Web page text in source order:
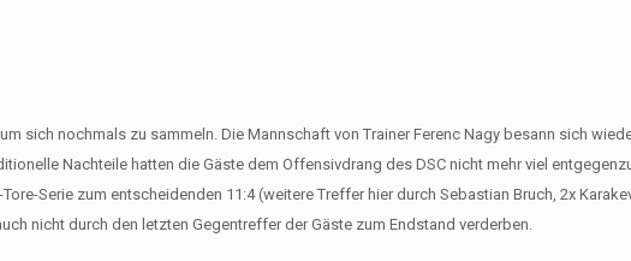
sich nochmals zu sammeln. Die Mannschaft von Trainer Ferenc Nagy besann sich
Nachteile hatten die Gäste dem Offensivdrang des DSC nicht mehr viel
Serie zum entscheidenden 11:4 (weitere Treffer hier durch Sebastian Bruch, 2x
nicht durch den letzten Gegentreffer der Gäste zum Endstand verderben.